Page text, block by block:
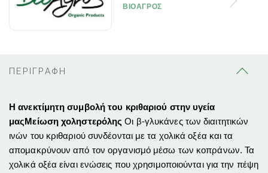
ΒΙΟΑΓΡΟΣ
ΠΕΡΙΓΡΑΦΗ
Η ανεκτίμητη συμβολή του κριθαριού στην υγεία
μαςΜείωση χοληστερόλης Οι β-γλυκάνες των διαιτητικών
ινών του κριθαριού συνδέονται με τα χολικά οξέα και τα
απομακρύνουν από τον οργανισμό μέσω των κοπράνων. Τα
χολικά οξέα είναι ενώσεις που χρησιμοποιούνται για την πέψη